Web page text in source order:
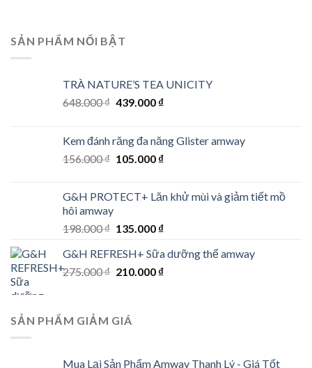
SẢN PHẨM NỔI BẬT
TRÀ NATURE’S TEA UNICITY
648.000₫ Original
648.000 ₫.
439.000 ₫Current
439.000 ₫.
Kem đánh răng đa năng Glister amway
156.000₫ Original
156.000 ₫.
105.000 ₫Current
105.000 ₫.
G&H PROTECT+ Lăn khử mùi và giảm tiết mồ
hôi amway
198.000₫ Original
was:
198.000 ₫.
135.000 ₫Current
is:
135.000 ₫.
G&H REFRESH+ Sữa dưỡng thể amway
275.000₫ Original
275.000 ₫.
210.000 ₫Current
SẢN PHẨM GIẢM GIÁ
Mua Lại Sản Phẩm Amway Thanh Lý - Giá Tốt